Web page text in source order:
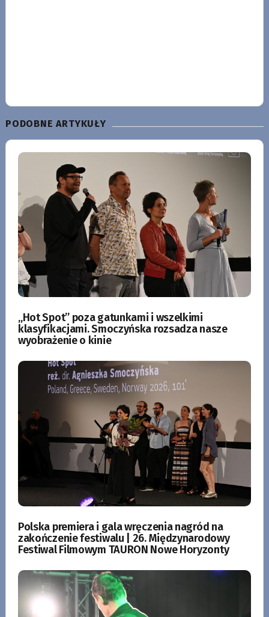
PODOBNE ARTYKUŁY
„Hot Spot” poza gatunkami i wszelkimi
klasyfikacjami. Smoczyńska rozsadza nasze
wyobrażenie o kinie
Polska premiera i gala wręczenia nagród na
zakończenie festiwalu | 26. Międzynarodowy
Festiwal Filmowym TAURON Nowe Horyzonty